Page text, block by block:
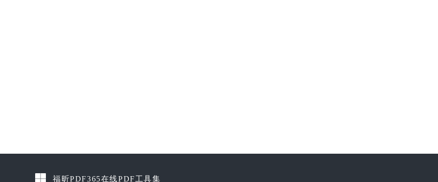
福昕PDF365在线PDF工具集